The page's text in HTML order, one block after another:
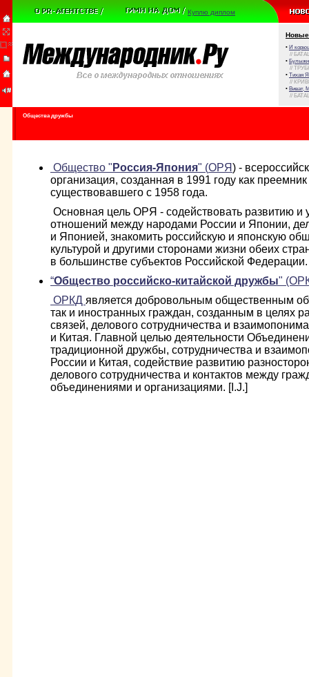
Куплю диплом
Новые
• И
//
•
//
• Тихая
//
• Виват,
//
Общества дружбы
Общество " Россия-Япония" (ОРЯ) -
организация, созданная в 1991 году как
существовавшего с 1958 года.
Основная цель ОРЯ - содействовать развитию и
отношений между народами России и Японии,
и Японией, знакомить российскую и японскую
культурой и другими сторонами жизни обеих
в большинстве субъектов Российской Федерации.
“Общество российско-китайской дружбы"
ОРКД является добровольным общественным
так и иностранных граждан, созданным в целях
связей, делового сотрудничества и
и Китая. Главной целью деятельности
традиционной дружбы, сотрудничества и
России и Китая, содействие развитию
делового сотрудничества и контактов между
объединениями и организациями. [I.J.]